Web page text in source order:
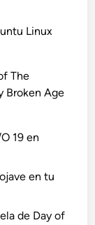
Linux
The
Broken Age
19 en
en tu
de Day of